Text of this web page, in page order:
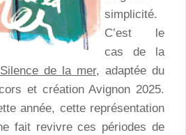
simplicité.
C’est le
cas de la
de la mer, adaptée du
et création Avignon 2025.
année, cette représentation
fait revivre ces périodes de